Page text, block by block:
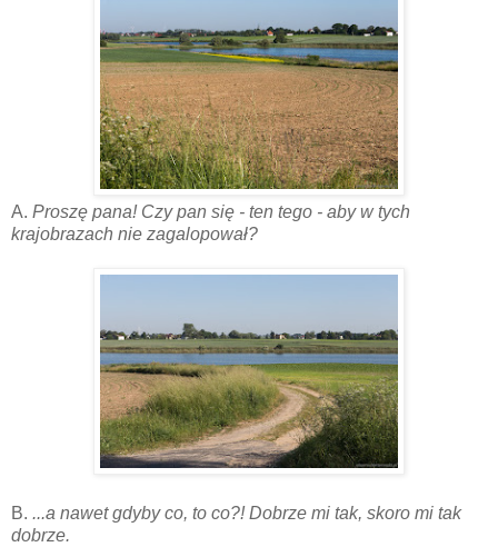
A. Proszę pana! Czy pan się - ten tego - aby w tych
krajobrazach nie zagalopował?
B. ...a nawet gdyby co, to co?! Dobrze mi tak, skoro mi tak
dobrze.